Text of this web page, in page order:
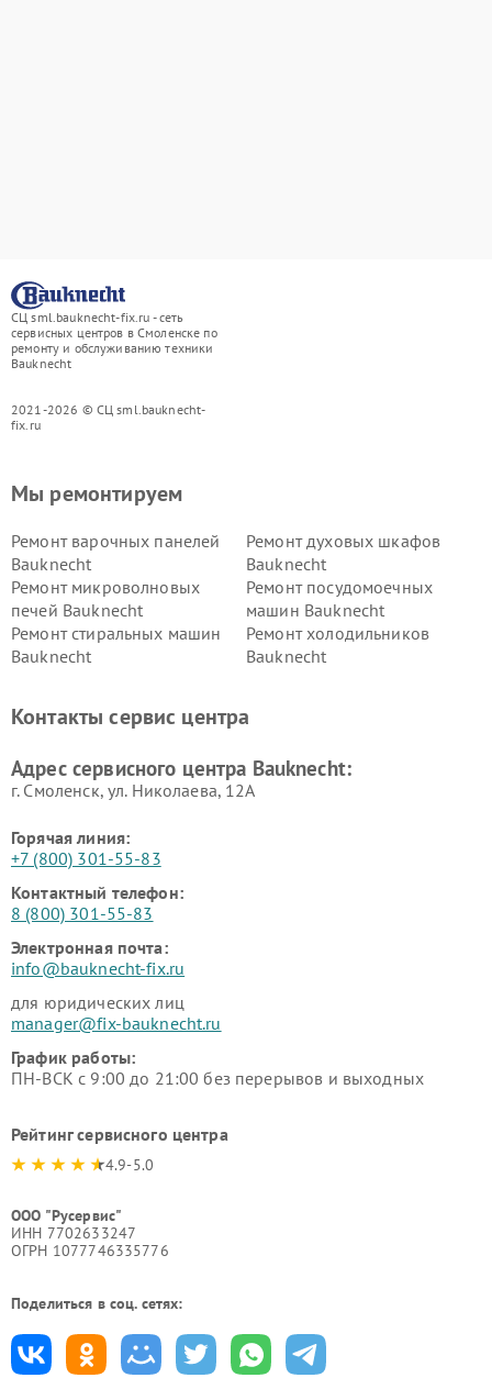
СЦ sml.bauknecht-fix.ru - сеть
сервисных центров в Смоленске по
ремонту и обслуживанию техники
Bauknecht
2021-2026 © СЦ sml.bauknecht-
fix.ru
Мы ремонтируем
Ремонт варочных панелей
Bauknecht
Ремонт духовых шкафов
Bauknecht
Ремонт микроволновых
печей Bauknecht
Ремонт посудомоечных
машин Bauknecht
Ремонт стиральных машин
Bauknecht
Ремонт холодильников
Bauknecht
Контакты сервис центра
Адрес сервисного центра Bauknecht:
г. Смоленск, ул. Николаева, 12А
Горячая линия:
+7 (800) 301-55-83
Контактный телефон:
8 (800) 301-55-83
Электронная почта:
info@bauknecht-fix.ru
для юридических лиц
manager@fix-bauknecht.ru
График работы:
ПН-ВСК с 9:00 до 21:00 без перерывов и выходных
Рейтинг сервисного центра
4.9-5.0
ООО "Русервис"
ИНН 7702633247
ОГРН 1077746335776
Поделиться в соц. сетях: